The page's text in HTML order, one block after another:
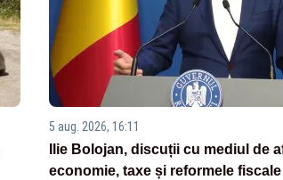
5 aug. 2026, 16:11
Ilie Bolojan, discuții cu mediul de
economie, taxe și reformele fiscale